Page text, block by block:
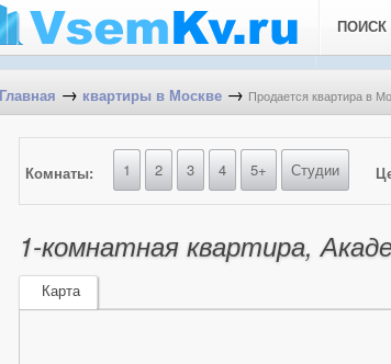
ПОИСК
Главная → квартиры в Москве → Продается квартира в
Комнаты: 1 2 3 4 5+ Студии
1-комнатная квартира,
Карта